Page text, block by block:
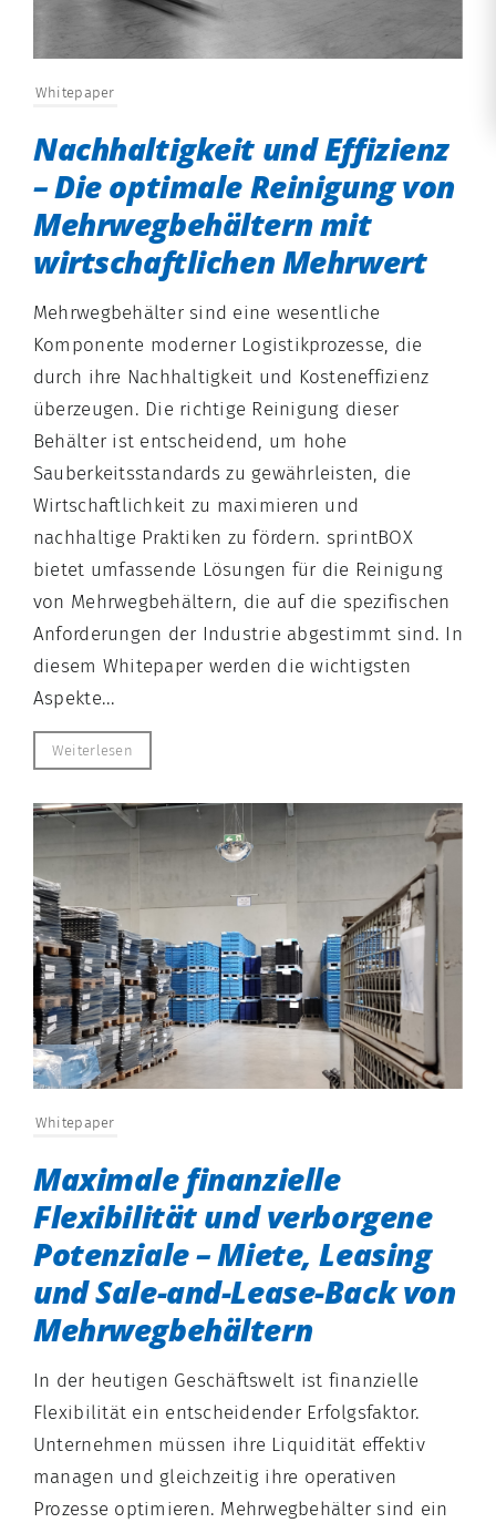
Whitepaper
Nachhaltigkeit und Effizienz
– Die optimale Reinigung von
Mehrwegbehältern mit
wirtschaftlichen Mehrwert
Mehrwegbehälter sind eine wesentliche
Komponente moderner Logistikprozesse, die
durch ihre Nachhaltigkeit und Kosteneffizienz
überzeugen. Die richtige Reinigung dieser
Behälter ist entscheidend, um hohe
Sauberkeitsstandards zu gewährleisten, die
Wirtschaftlichkeit zu maximieren und
nachhaltige Praktiken zu fördern. sprintBOX
bietet umfassende Lösungen für die Reinigung
von Mehrwegbehältern, die auf die spezifischen
Anforderungen der Industrie abgestimmt sind. In
diesem Whitepaper werden die wichtigsten
Aspekte...
Weiterlesen
Whitepaper
Maximale finanzielle
Flexibilität und verborgene
Potenziale – Miete, Leasing
und Sale-and-Lease-Back von
Mehrwegbehältern
In der heutigen Geschäftswelt ist finanzielle
Flexibilität ein entscheidender Erfolgsfaktor.
Unternehmen müssen ihre Liquidität effektiv
managen und gleichzeitig ihre operativen
Prozesse optimieren. Mehrwegbehälter sind ein